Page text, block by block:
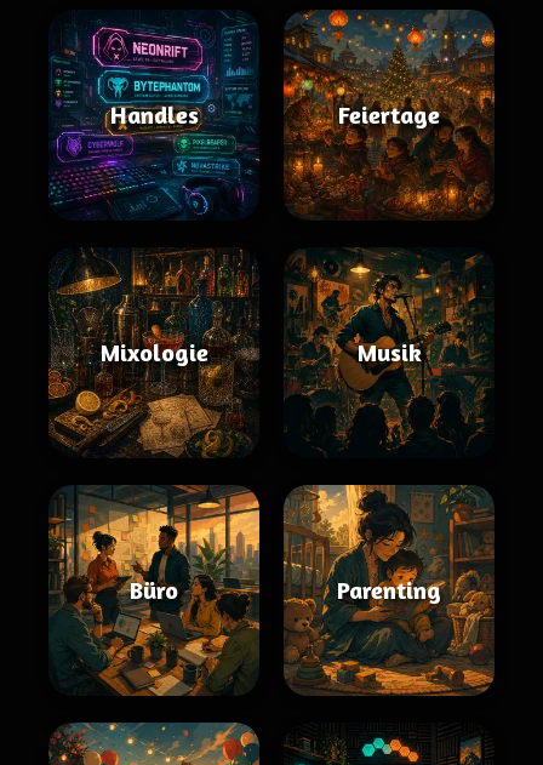
Handles Feiertage
Mixologie Musik
Büro Parenting